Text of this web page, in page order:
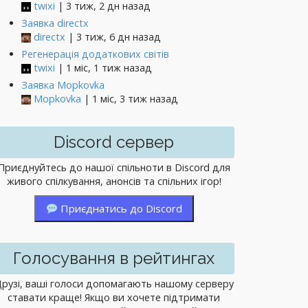
twixi | 3 тиж, 2 дн назад
Заявка directx
directx | 3 тиж, 6 дн назад
Регенерація додаткових світів
twixi | 1 міс, 1 тиж назад
Заявка Mopkovka
Mopkovka | 1 міс, 3 тиж назад
Discord сервер
до нашої спільноти в Discord для
живого спілкування, анонсів та спільних ігор!
Приєднатись до Discord
Голосування в рейтингах
ваші голоси допомагають нашому серверу
ставати краще! Якщо ви хочете підтримати